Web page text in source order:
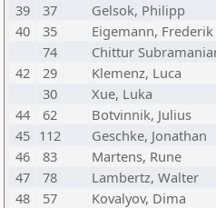
39
37 Gelsok, Philipp
40
35 Eigemann, Frederik
74
Chittur
42
29 Klemenz, Luca
30
Xue, Luka
44
62 Botvinnik, Julius
45 112 Geschke, Jonathan
46
83 Martens, Rune
47
78 Lambertz, Walter
48
57 Kovalyov, Dima